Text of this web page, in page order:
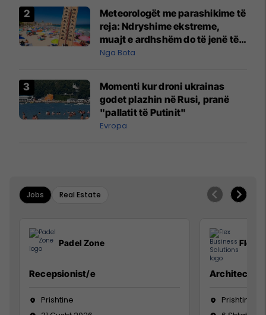
Meteorologët me parashikime të
reja: Ndryshime ekstreme,
muajt e ardhshëm do të jenë të
pazakontë
Nga Bota
Momenti kur droni ukrainas
godet plazhin në Rusi, pranë
"pallatit të Putinit"
Evropa
Jobs Real Estate
Padel Zone
Recepsionist/e
Prishtine
Flex
Architect
Prishtinë